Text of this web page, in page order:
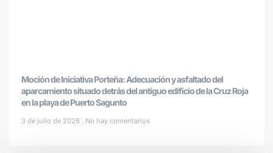
Moción de Iniciativa Porteña: Adecuación y asfaltado del
aparcamiento situado detrás del antiguo edificio de la Cruz Roja
en la playa de Puerto Sagunto
3 de julio de 2026 No hay comentarios